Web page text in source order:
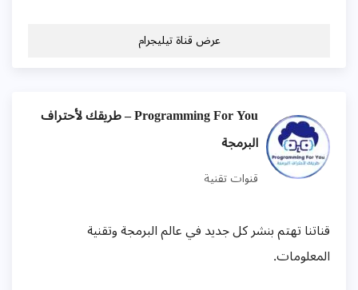
عرض قناة تيليجرام
Programming For You – طريقك لأحتراف
البرمجة
قنوات تقنية
قناتنا تهتم بنشر كل جديد في عالم البرمجة وتقنية
المعلومات.